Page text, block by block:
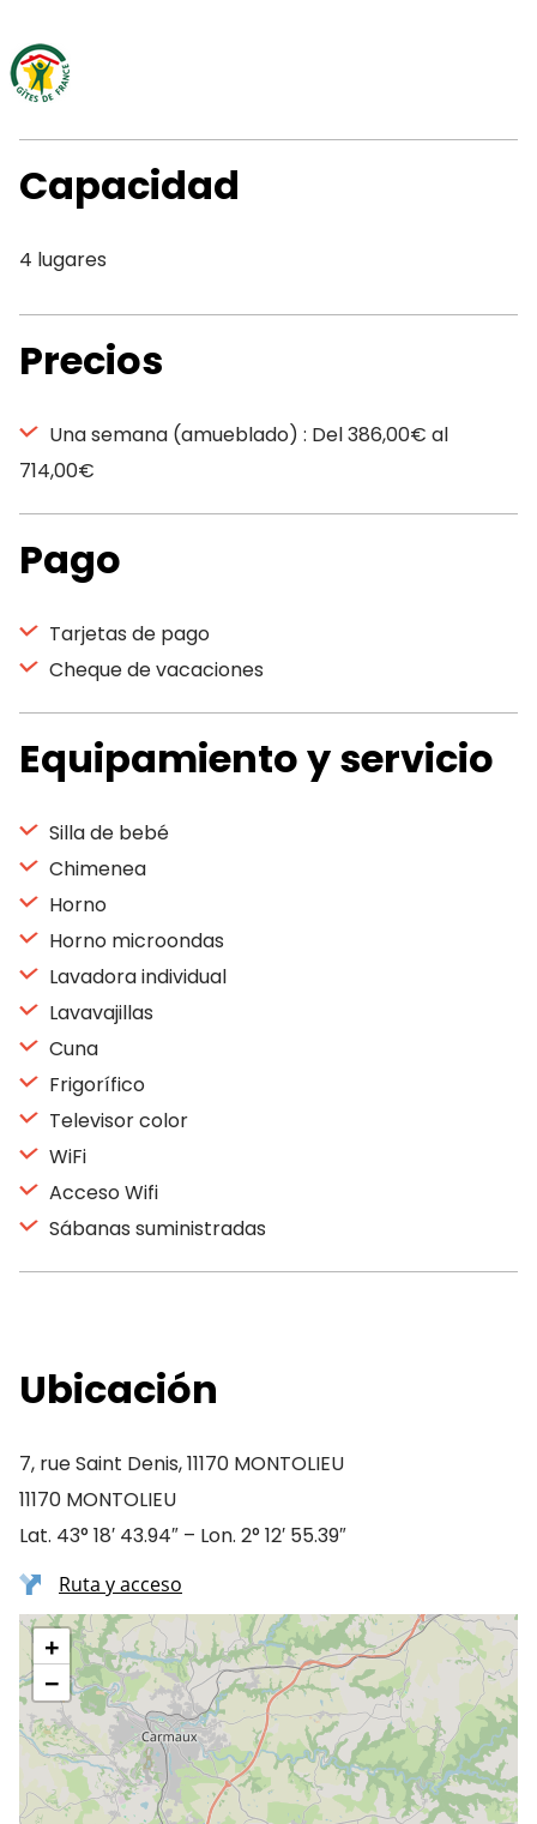
Capacidad
4 lugares
Precios
Una semana (amueblado) : Del 386,00€ al
714,00€
Pago
Tarjetas de pago
Cheque de vacaciones
Equipamiento y servicio
Silla de bebé
Chimenea
Horno
Horno microondas
Lavadora individual
Lavavajillas
Cuna
Frigorífico
Televisor color
WiFi
Acceso Wifi
Sábanas suministradas
Ubicación
7, rue Saint Denis, 11170 MONTOLIEU
11170 MONTOLIEU
Lat. 43° 18′ 43.94″ – Lon. 2° 12′ 55.39″
Ruta y acceso
+
−